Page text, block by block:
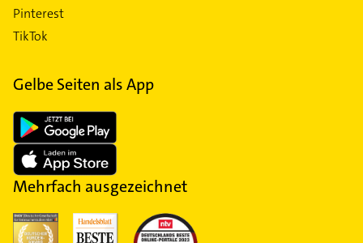
Pinterest
TikTok
Gelbe Seiten als App
Mehrfach ausgezeichnet